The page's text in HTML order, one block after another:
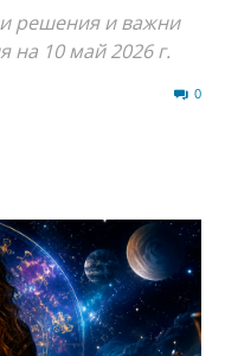
решения и важни
на 10 май 2026 г.
0